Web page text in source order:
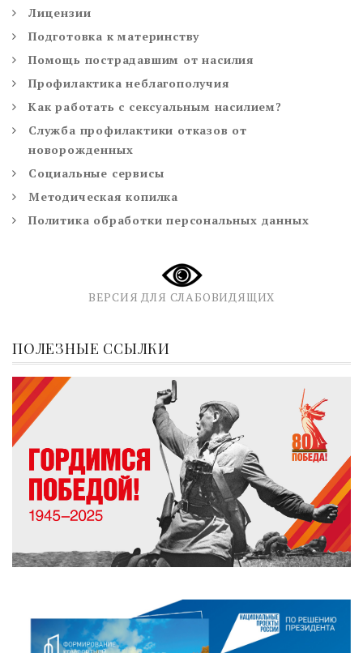
Лицензии
Подготовка к материнству
Помощь пострадавшим от насилия
Профилактика неблагополучия
Как работать с сексуальным насилием?
Служба профилактики отказов от
новорожденных
Социальные сервисы
Методическая копилка
Политика обработки персональных данных
ВЕРСИЯ ДЛЯ СЛАБОВИДЯЩИХ
ПОЛЕЗНЫЕ ССЫЛКИ